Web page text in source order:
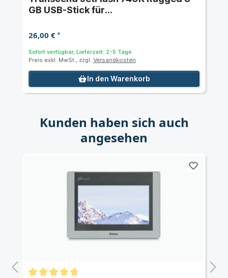
GB USB-Stick für
26,00 €*
Sofort verfügbar, Lieferzeit: 2-5 Tage
Preis exkl. MwSt., zzgl. Versandkosten
In den Warenkorb
Kunden haben sich auch
angesehen